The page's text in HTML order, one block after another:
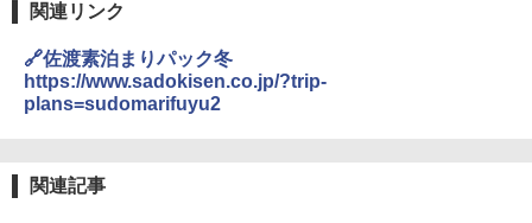
関連リンク
🔗佐渡素泊まりパック冬
https://www.sadokisen.co.jp/?trip-
plans=sudomarifuyu2
関連記事